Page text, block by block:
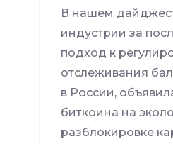
В нашем
индустрии за
подход к
отслеживания
в России,
биткоина на
разблокировке